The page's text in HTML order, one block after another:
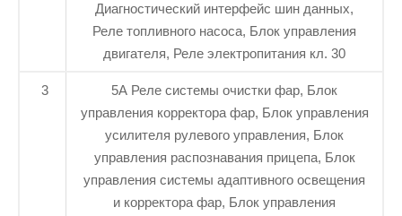
Диагностический интерфейс шин данных,
Реле топливного насоса, Блок управления
двигателя, Реле электропитания кл. 30
3
5А Реле системы очистки фар, Блок
управления корректора фар, Блок управления
усилителя рулевого управления, Блок
управления распознавания прицепа, Блок
управления системы адаптивного освещения
и корректора фар, Блок управления